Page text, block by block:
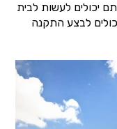
יכולים לעשות לבית
לבצע התקנה